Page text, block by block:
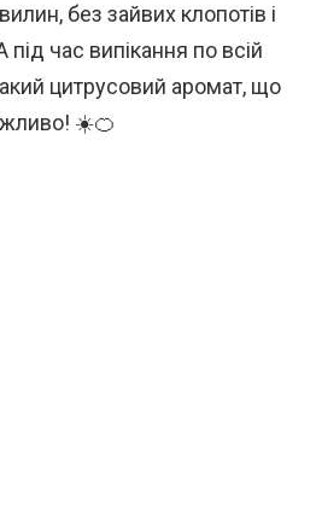
без зайвих клопотів і
час випікання по всій
цитрусовий аромат, що
☀️🍊